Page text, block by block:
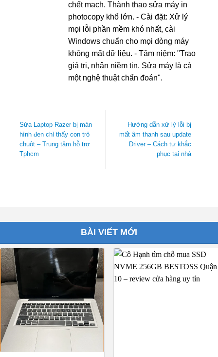
chết mạch. Thành thạo sửa máy in
photocopy khổ lớn. - Cài đặt: Xử lý
mọi lỗi phần mềm khó nhất, cài
Windows chuẩn cho mọi dòng máy
không mất dữ liệu. - Tâm niệm: "Trao
giá trị, nhận niềm tin. Sửa máy là cả
một nghệ thuật chẩn đoán".
Sửa Laptop Razer bị màn
hình đen chỉ thấy con trỏ
chuột – Trung tâm hỗ trợ
Tphcm
Hướng dẫn xử lý lỗi bị
mất âm thanh sau update
Driver – Cách tự khắc
phục tại nhà
BÀI VIẾT MỚI